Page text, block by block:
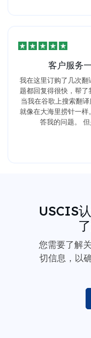
客户服务
我在这里订购了几次
题都回复得很快，帮了
当我在谷歌上搜索翻
就像在大海里捞针一
答我的问题。
USCIS
您需要了解
切信息，以